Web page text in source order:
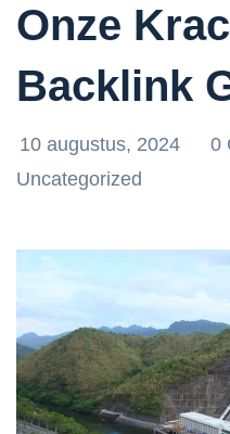
Onze
Backlink
10 augustus, 2024
0
Uncategorized